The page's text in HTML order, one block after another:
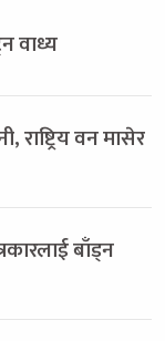
वाध्य
राष्ट्रिय वन मासेर
बाँड्न